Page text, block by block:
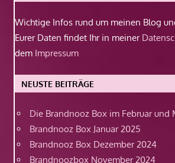
Wichtige Infos rund um meinen Blog
Eurer Daten findet Ihr in meiner
dem Impressum
NEUSTE BEITRÄGE
Die Brandnooz Box im Februar und
Brandnooz Box Januar 2025
Brandnooz Box Dezember 2024
Brandnoozbox November 2024